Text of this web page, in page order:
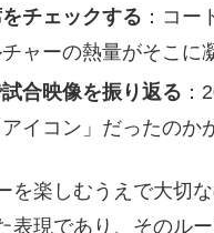
チェックする ：コ
ャーの熱量がそこに
合映像を振り返る ：
イコン」だったのか
を楽しむうえで大切
表現であり、そのル